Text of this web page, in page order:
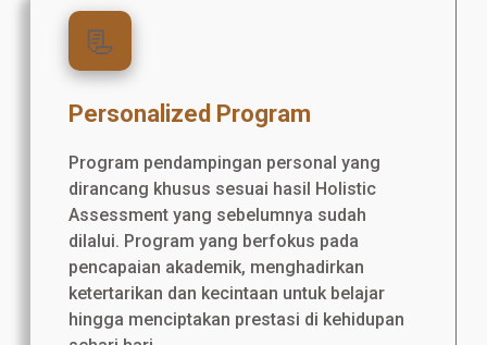
📃
Personalized Program
Program pendampingan personal yang
dirancang khusus sesuai hasil Holistic
Assessment yang sebelumnya sudah
dilalui. Program yang berfokus pada
pencapaian akademik, menghadirkan
ketertarikan dan kecintaan untuk belajar
hingga menciptakan prestasi di kehidupan